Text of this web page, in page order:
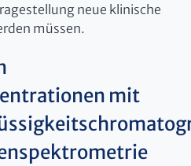
neue klinische
müssen.
mit